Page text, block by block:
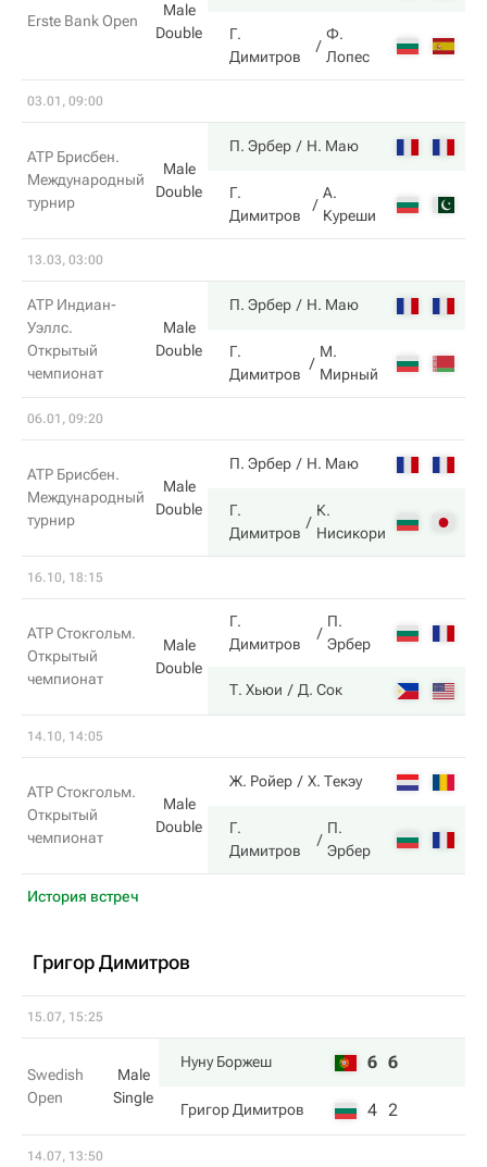
Erste Bank Open
Male
Double
Г.
Димитров
Ф.
Лопес
03.01, 09:00
ATP Брисбен.
Международный
турнир
Male
Double
П. Эрбер Н. Маю
Г.
Димитров
А.
Куреши
13.03, 03:00
ATP Индиан-
Уэллс.
Открытый
чемпионат
Male
Double
П. Эрбер Н. Маю
Г.
Димитров
М.
Мирный
06.01, 09:20
ATP Брисбен.
Международный
турнир
Male
Double
П. Эрбер Н. Маю
Г.
Димитров
К.
Нисикори
16.10, 18:15
ATP Стокгольм.
Открытый
чемпионат
Male
Double
Г.
Димитров
П.
Эрбер
Т. Хьюи Д. Сок
14.10, 14:05
ATP Стокгольм.
Открытый
чемпионат
Male
Double
Ж. Ройер Х. Текэу
Г.
Димитров
П.
Эрбер
История встреч
Григор Димитров
15.07, 15:25
Swedish
Open
Male
Single
Нуну Боржеш 6 6
Григор Димитров 4 2
14.07, 13:50